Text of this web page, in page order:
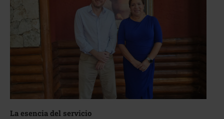
La esencia del servicio